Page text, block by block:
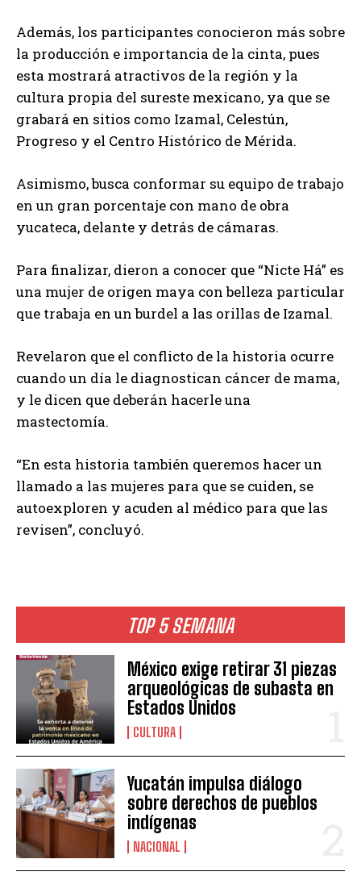
TOP 5 SEMANA
México exige retirar 31 piezas
arqueológicas de subasta en
Estados Unidos
CULTURA
Yucatán impulsa diálogo
sobre derechos de pueblos
indígenas
NACIONAL
Además, los participantes conocieron más sobre
la producción e importancia de la cinta, pues
esta mostrará atractivos de la región y la
cultura propia del sureste mexicano, ya que se
grabará en sitios como Izamal, Celestún,
Progreso y el Centro Histórico de Mérida.
Asimismo, busca conformar su equipo de trabajo
en un gran porcentaje con mano de obra
yucateca, delante y detrás de cámaras.
Para finalizar, dieron a conocer que “Nicte Há” es
una mujer de origen maya con belleza particular
que trabaja en un burdel a las orillas de Izamal.
Revelaron que el conflicto de la historia ocurre
cuando un día le diagnostican cáncer de mama,
y le dicen que deberán hacerle una
mastectomía.
“En esta historia también queremos hacer un
llamado a las mujeres para que se cuiden, se
autoexploren y acuden al médico para que las
revisen”, concluyó.